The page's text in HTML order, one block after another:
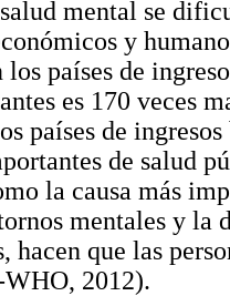
mental se
y
los países de
es 170 veces
países de
de salud
la causa más
mentales y
hacen que las
2012).